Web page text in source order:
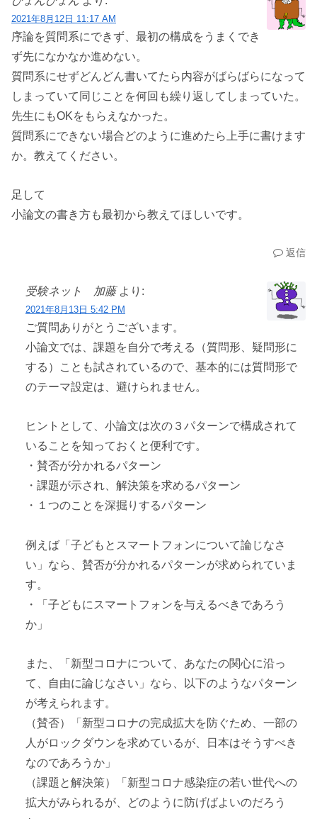
2021年8月12日 11:17 AM
序論を質問系にできず、最初の構成をうまくでき
ず先になかなか進めない。
質問系にせずどんどん書いてたら内容がばらばらになって
しまっていて同じことを何回も繰り返してしまっていた。
先生にもOKをもらえなかった。
質問系にできない場合どのように進めたら上手に書けます
か。教えてください。
足して
小論文の書き方も最初から教えてほしいです。
返信
受験ネット 加藤 より:
2021年8月13日 5:42 PM
ご質問ありがとうございます。
小論文では、課題を自分で考える（質問形、疑問形に
する）ことも試されているので、基本的には質問形で
のテーマ設定は、避けられません。
ヒントとして、小論文は次の３パターンで構成されて
いることを知っておくと便利です。
・賛否が分かれるパターン
・課題が示され、解決策を求めるパターン
・１つのことを深掘りするパターン
例えば「子どもとスマートフォンについて論じなさ
い」なら、賛否が分かれるパターンが求められていま
す。
・「子どもにスマートフォンを与えるべきであろう
か」
また、「新型コロナについて、あなたの関心に沿っ
て、自由に論じなさい」なら、以下のようなパターン
が考えられます。
（賛否）「新型コロナの完成拡大を防ぐため、一部の
人がロックダウンを求めているが、日本はそうすべき
なのであろうか」
（課題と解決策）「新型コロナ感染症の若い世代への
拡大がみられるが、どのように防げばよいのだろう